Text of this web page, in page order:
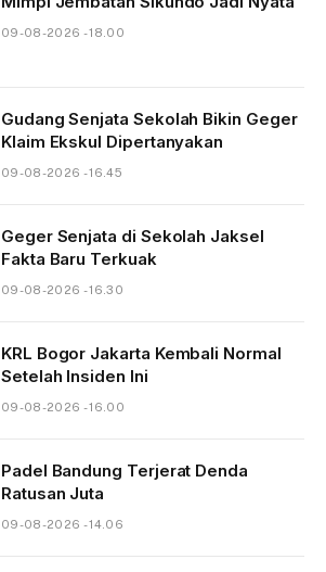
09-08-2026 - 18.00
Gudang Senjata Sekolah Bikin Geger
Klaim Ekskul Dipertanyakan
09-08-2026 - 16.45
Geger Senjata di Sekolah Jaksel
Fakta Baru Terkuak
09-08-2026 - 16.30
KRL Bogor Jakarta Kembali Normal
Setelah Insiden Ini
09-08-2026 - 16.00
Padel Bandung Terjerat Denda
Ratusan Juta
09-08-2026 - 14.06